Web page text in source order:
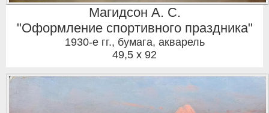
Магидсон А. С.
"Оформление спортивного праздника"
1930-е гг., бумага, акварель
49,5 x 92